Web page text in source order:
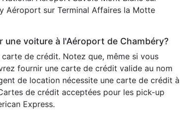
Aéroport sur Terminal Affaires la Motte
voiture à l'Aéroport de Chambéry?
de crédit. Notez que, même si vous
fournir une carte de crédit valide au nom
de location nécessite une carte de crédit à
de crédit acceptées pour les pick-up
Express.